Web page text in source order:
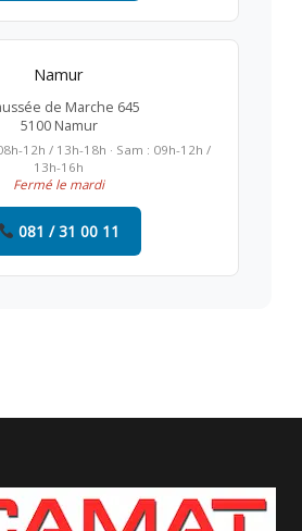
Namur
de Marche 645
5100 Namur
12h / 13h-18h · Sam : 09h-12h /
13h-16h
Fermé le mardi
081 / 31 00 11